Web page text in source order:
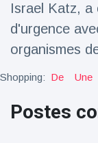
le
Israel Katz, a
d'urgence
organismes
Shopping: De Une
Postes